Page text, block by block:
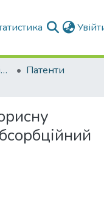
Патенти та авторські свідоцтва
Патенти